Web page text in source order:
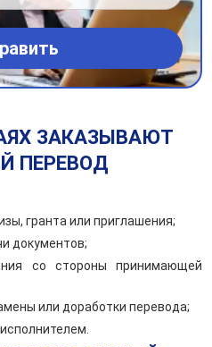
ЗАКАЗЫВАЮТ
ПЕРЕВОД
гранта или приглашения;
документов;
со стороны принимающей
или доработки перевода;